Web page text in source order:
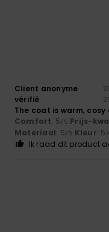
Client anonyme
vérifié
The coat is warm,
Comfort: 5/5 Prijs-
Materiaal: 5/5 Kleur: 5
Ik raad dit product